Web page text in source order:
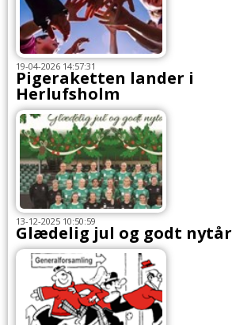
19-04-2026 14:57:31
Pigeraketten lander i
Herlufsholm
13-12-2025 10:50:59
Glædelig jul og godt nytår